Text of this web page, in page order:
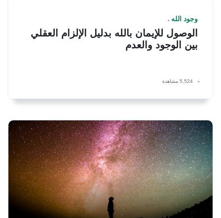
وجود الله
الوصول للإيمان بالله بدليل الإلزام العقلي
بين الوجود والعدم
5,524 مشاهدة